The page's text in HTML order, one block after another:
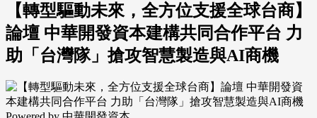
【轉型驅動未來，全方位支援全球台商】
論壇 中華開發資本建構共同合作平台 力
助「台灣隊」搶攻智慧製造與AI商機